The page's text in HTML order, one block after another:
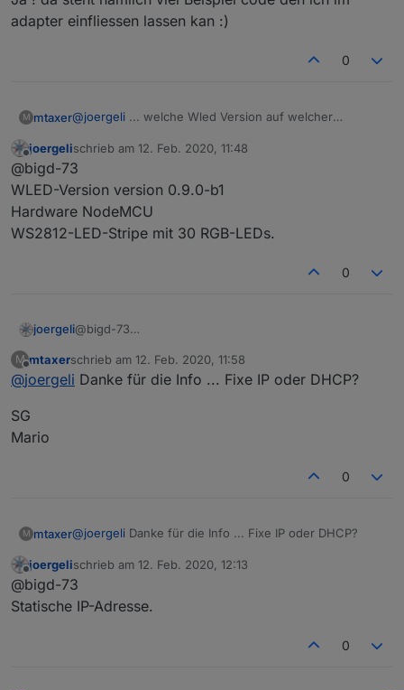
adapter einfliessen lassen kan :)
0
M mtaxer@joergeli
SG
Mario
Offline
joergelischrieb am 12. Feb. 2020, 11:48
zuletzt editiert von
@bigd-73
WLED-Version version 0.9.0-b1
Hardware NodeMCU
WS2812-LED-Stripe mit 30 RGB-LEDs.
0
joergeli@bigd-73
Hardware NodeMCU
WS2812-LED-Stripe mit 30 RGB-LEDs.
M
Offline
mtaxerschrieb am 12. Feb. 2020, 11:58
zuletzt editiert von
@joergeli Danke für die Info ... Fixe IP oder DHCP?
SG
Mario
0
M mtaxer@joergeli Danke für die Info ... Fixe IP oder DHCP?
SG
Mario
Offline
joergelischrieb am 12. Feb. 2020, 12:13
zuletzt editiert von
@bigd-73
Statische IP-Adresse.
0